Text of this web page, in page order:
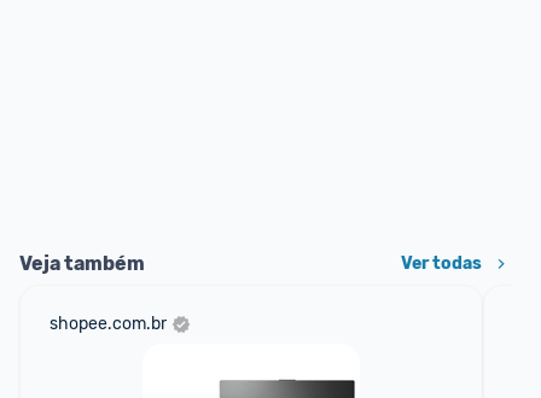
Veja também Ver todas
shopee.com.br